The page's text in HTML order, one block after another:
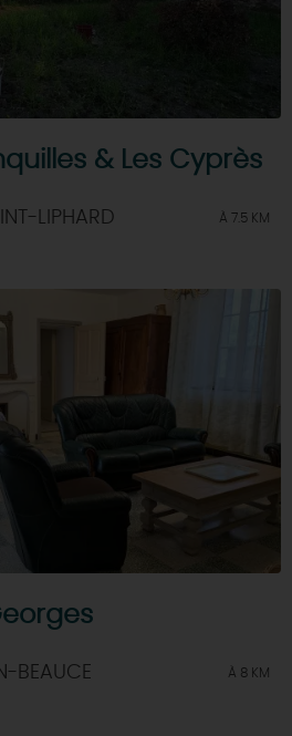
& Les Cyprès
LIPHARD À 7.5 KM
BEAUCE À 8 KM